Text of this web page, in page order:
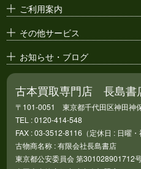
ご利用案内
その他サービス
お知らせ・ブログ
古本買取専門店 長島書
〒101-0051 東京都千代田区神田神
TEL : 0120-414-548
FAX : 03-3512-8116（定休日 : 日曜・
古物商名称 : 有限会社長島書店
東京都公安委員会 第301028901712